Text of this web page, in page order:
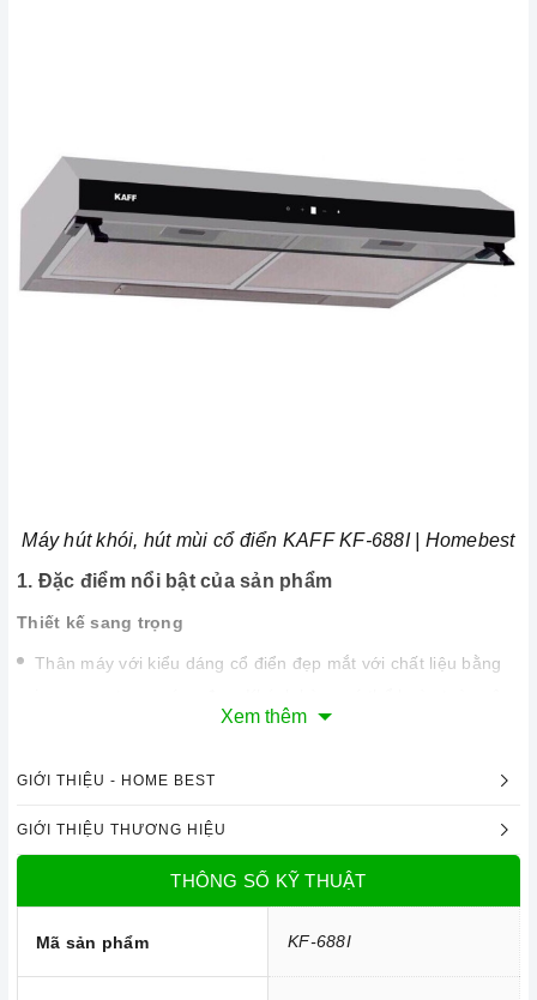
Máy hút khói, hút mùi cổ điển KAFF KF-688I | Homebest
1. Đặc điểm nổi bật của sản phẩm
Thiết kế sang trọng
Thân máy với kiểu dáng cổ điển đẹp mắt với chất liệu bằng
tâm về độ an toàn của máy.
Với kích thước 140 x 480 x 336 x 600 mm, máy có thể kết
thước tương xứng. Máy phù hợp với những không gian rộng
Kích thước máy hút khói, hút mùi cổ điển KAFF KF-688I |
Xem thêm
GIỚI THIỆU - HOME BEST
GIỚI THIỆU THƯƠNG HIỆU
THÔNG SỐ KỸ THUẬT
Mã sản phẩm KF-688I